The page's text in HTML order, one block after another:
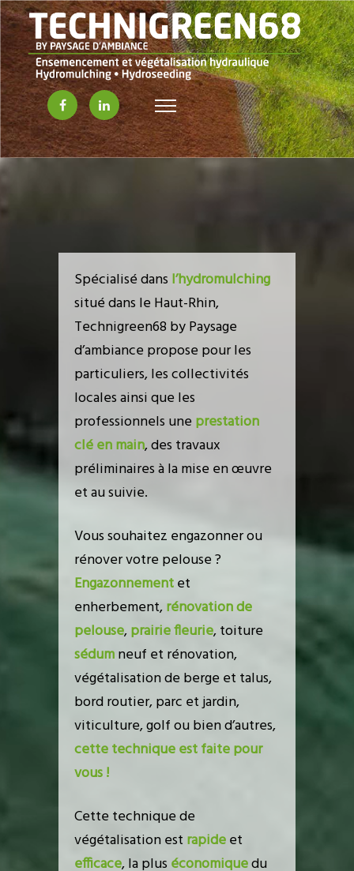
Spécialisé dans l’hydromulching
situé dans le Haut-Rhin,
Technigreen68 by Paysage
d’ambiance propose pour les
particuliers, les collectivités
locales ainsi que les
professionnels une prestation
clé en main, des travaux
préliminaires à la mise en œuvre
et au suivie.
Vous souhaitez engazonner ou
rénover votre pelouse ?
Engazonnementet
enherbement,rénovation de
pelouse,prairie fleurie, toiture
sédumneuf et rénovation,
végétalisation de berge et talus,
bord routier, parc et jardin,
viticulture, golf ou bien d’autres,
cette technique est faite pour
vous !
Cette technique de
végétalisation est rapideet
efficace, la plus économiquedu